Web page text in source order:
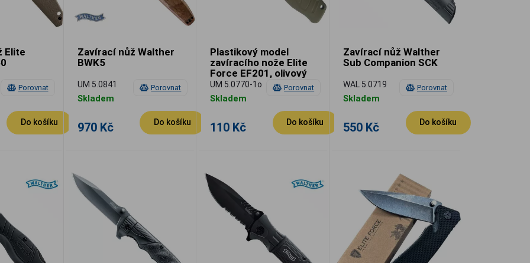
Porovnat
Elite
Do košíku
Porovnat
Zavírací nůž Walther
BWK5
UM 5.0841
Skladem
970 Kč Do košíku
Porovnat
Plastikový model
zavíracího nože Elite
Force EF201, olivový
UM 5.0770-1o
Skladem
110 Kč Do košíku
Porovnat
Zavírací nůž Walther
Sub Companion SCK
WAL 5.0719
Skladem
550 Kč Do košíku